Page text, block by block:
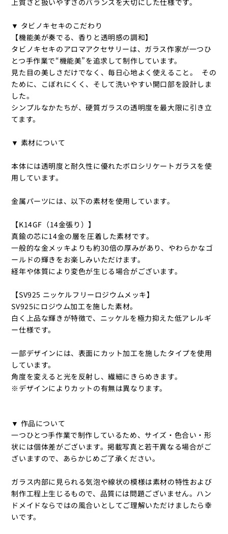
▼ タビノキセキのこだわり
【機能美が奏でる、香りと透明感の調和】
タビノキセキのアロマアクセサリーは、ガラス作家が一つひ
とつ手作業で“機能美”を追求して制作しています。
見た目の美しさだけでなく、毎日心地よく使えること。 その
ために、こぼれにくく、そして洗いやすい開口部を設計しま
した。
シンプルなかたちが、硬質ガラスの透明度を最大限に引き立
てます。
▼ 素材について
本体には透明度と耐久性に優れたボロシリケートガラスを使
用しています。
金属パーツには、以下の素材を使用しています。
【K14GF（14金張り）】
真鍮の芯に14金の層を圧着した素材です。
一般的な金メッキよりも約30倍の厚みがあり、やわらかなゴ
ールドの輝きをお楽しみいただけます。
経年や体質により変色が生じる場合がございます。
【SV925 ニッケルフリーロジウムメッキ】
SV925にロジウム加工を施した素材。
白く上品な輝きが特徴で、ニッケルを極力抑えた低アレルギ
ー仕様です。
一部デザインには、表面にカット加工を施したタイプを使用
しています。
角度を変えると光を反射し、繊細にきらめきます。
※デザインによりカットの有無は異なります。
▼ 作品について
一つひとつ手作業で制作しているため、サイズ・色合い・形
状には個体差がございます。掲載写真と若干異なる場合がご
ざいますので、あらかじめご了承ください。
ガラス内部に見られる気泡や線状の模様は素材の特性および
制作工程上生じるもので、品質には問題ございません。ハン
ドメイドならではの風合いとしてご理解いただけましたら幸
いです。